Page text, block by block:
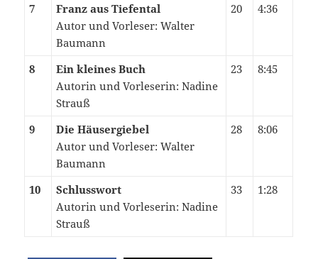
7
Franz aus Tiefental
Autor und Vorleser: Walter
Baumann
20 4:36
8
Ein kleines Buch
Autorin und Vorleserin: Nadine
Strauß
23 8:45
9
Die Häusergiebel
Autor und Vorleser: Walter
Baumann
28 8:06
10
Schlusswort
Autorin und Vorleserin: Nadine
Strauß
33 1:28